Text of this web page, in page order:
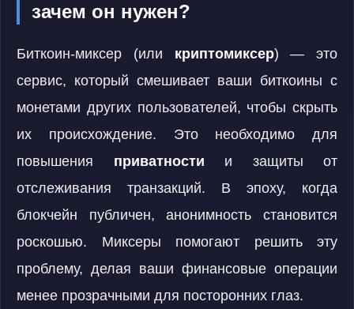
зачем он нужен?
Биткоин-миксер (или криптомиксер) — это
сервис, который смешивает ваши биткоины с
монетами других пользователей, чтобы скрыть
их происхождение. Это необходимо для
повышения приватности и защиты от
отслеживания транзакций. В эпоху, когда
блокчейн публичен, анонимность становится
роскошью. Миксеры помогают решить эту
проблему, делая ваши финансовые операции
менее прозрачными для посторонних глаз.